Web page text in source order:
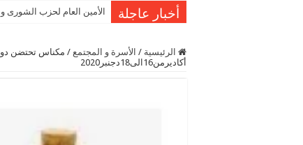
أخبار عاجلة الأمين العام لحزب الشورى
الرئيسية / الأسرة و المجتمع /
أكاديرمن16الى18دجنبر2020